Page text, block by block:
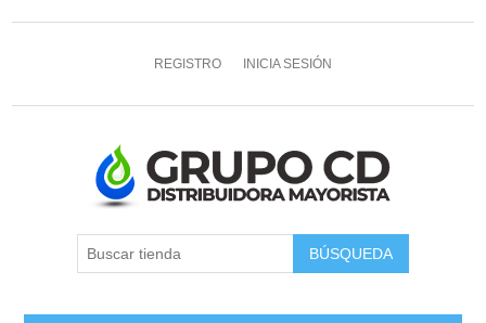
REGISTRO INICIA SESIÓN